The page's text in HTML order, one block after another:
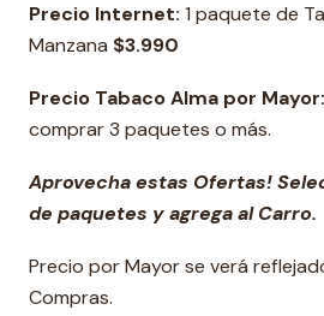
Precio Internet: 1 paquete de
Manzana $3.990
Precio Tabaco Alma por Mayor:
comprar 3 paquetes o más.
Aprovecha estas Ofertas!
de paquetes y agrega al Carro.
Precio por Mayor se verá
Compras.